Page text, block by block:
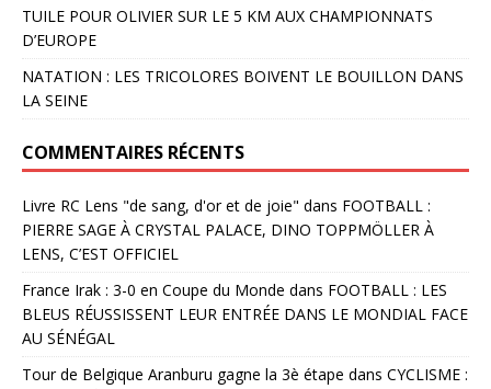
TUILE POUR OLIVIER SUR LE 5 KM AUX CHAMPIONNATS
D’EUROPE
NATATION : LES TRICOLORES BOIVENT LE BOUILLON DANS
LA SEINE
COMMENTAIRES RÉCENTS
Livre RC Lens "de sang, d'or et de joie" dans FOOTBALL :
PIERRE SAGE À CRYSTAL PALACE, DINO TOPPMÖLLER À
LENS, C’EST OFFICIEL
France Irak : 3-0 en Coupe du Monde dans FOOTBALL : LES
BLEUS RÉUSSISSENT LEUR ENTRÉE DANS LE MONDIAL FACE
AU SÉNÉGAL
Tour de Belgique Aranburu gagne la 3è étape dans CYCLISME :